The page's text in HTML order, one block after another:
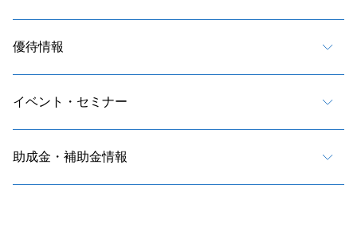
優待情報
イベント・セミナー
助成金・補助金情報